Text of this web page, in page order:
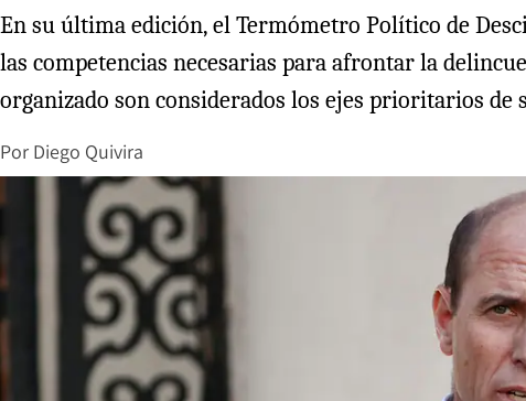
En su última edición, el Termómetro Político de
las competencias necesarias para afrontar la
organizado son considerados los ejes prioritarios de
Por Diego Quivira